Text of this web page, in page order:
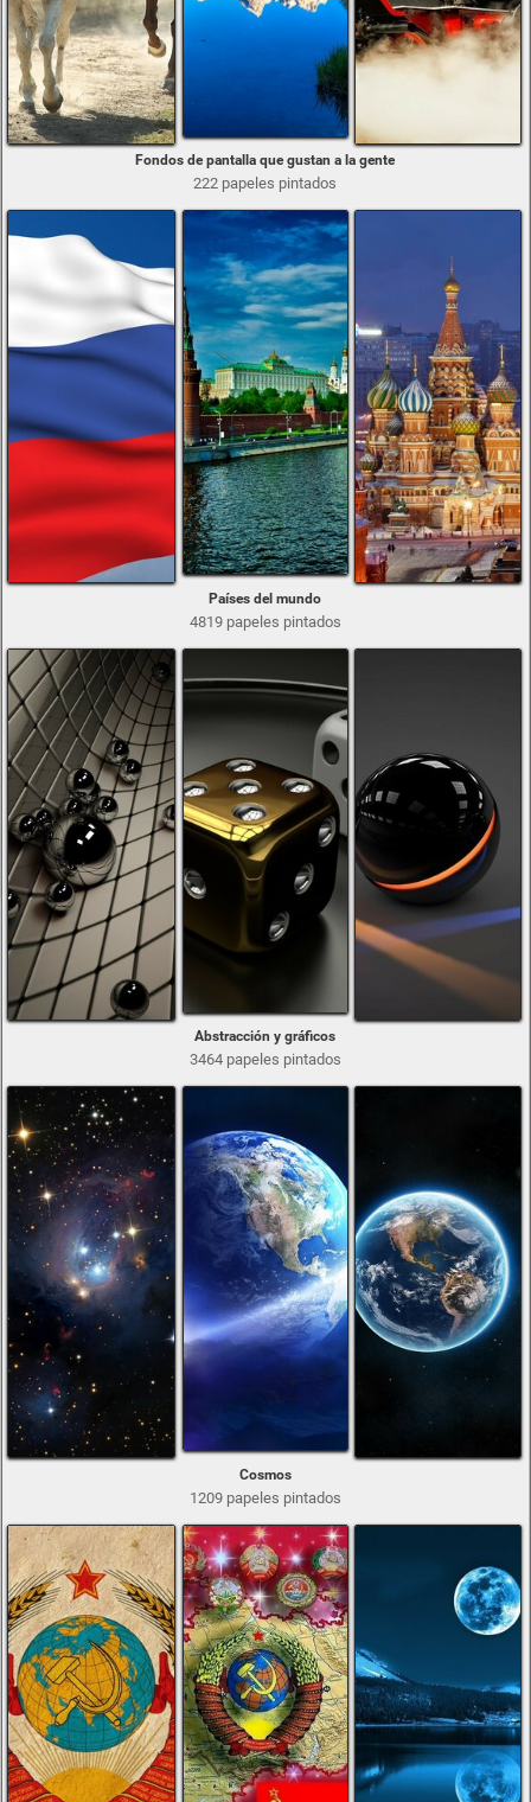
Fondos de pantalla que gustan a la gente
222 papeles pintados
Países del mundo
4819 papeles pintados
Abstracción y gráficos
3464 papeles pintados
Cosmos
1209 papeles pintados